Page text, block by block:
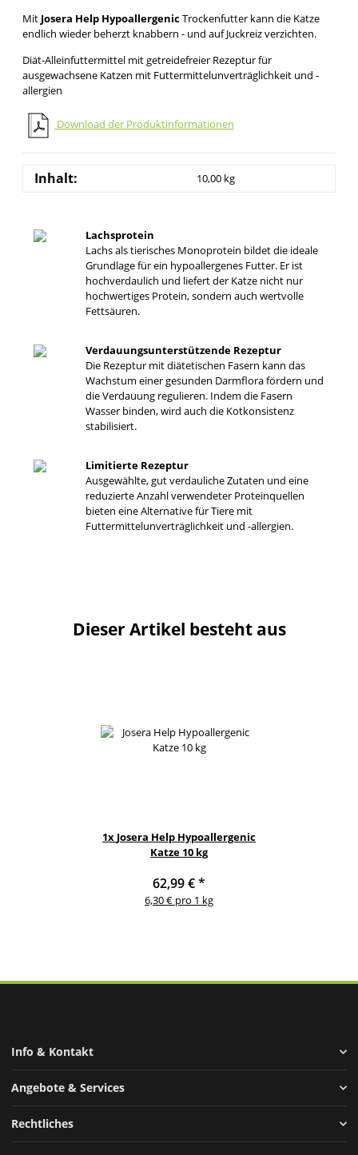
Mit Josera Help HypoallergenicTrockenfutter kann die Katze
endlich wieder beherzt knabbern - und auf Juckreiz verzichten.
Diät-Alleinfuttermittel mit getreidefreier Rezeptur für
ausgewachsene Katzen mit Futtermittelunverträglichkeit und -
allergien
Download der Produktinformationen
Inhalt: 10,00 kg
Lachsprotein
Lachs als tierisches Monoprotein bildet die ideale
Grundlage für ein hypoallergenes Futter. Er ist
hochverdaulich und liefert der Katze nicht nur
hochwertiges Protein, sondern auch wertvolle
Fettsäuren.
Verdauungsunterstützende Rezeptur
Die Rezeptur mit diätetischen Fasern kann das
Wachstum einer gesunden Darmflora fördern und
die Verdauung regulieren. Indem die Fasern
Wasser binden, wird auch die Kotkonsistenz
stabilisiert.
Limitierte Rezeptur
Ausgewählte, gut verdauliche Zutaten und eine
reduzierte Anzahl verwendeter Proteinquellen
bieten eine Alternative für Tiere mit
Futtermittelunverträglichkeit und -allergien.
Dieser Artikel besteht aus
1x Josera Help Hypoallergenic
Katze 10 kg
62,99 €*
6,30 € pro 1 kg
Info & Kontakt
Angebote & Services
Rechtliches